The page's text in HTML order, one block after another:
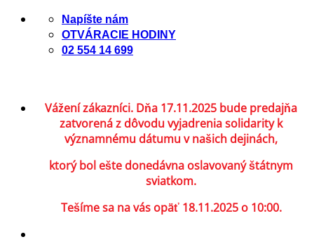
Skip
Napíšte nám
OTVÁRACIE HODINY
02 554 14 699
Vážení zákazníci. Dňa 17.11.2025 bude predajňa
zatvorená z dôvodu vyjadrenia solidarity k
významnému dátumu v našich dejinách,
ktorý bol ešte donedávna oslavovaný štátnym
sviatkom.
Tešíme sa na vás opäť 18.11.2025 o 10:00.